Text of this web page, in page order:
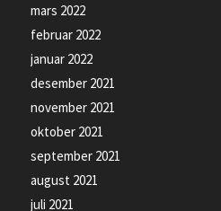
mars 2022
februar 2022
januar 2022
desember 2021
november 2021
oktober 2021
september 2021
august 2021
juli 2021